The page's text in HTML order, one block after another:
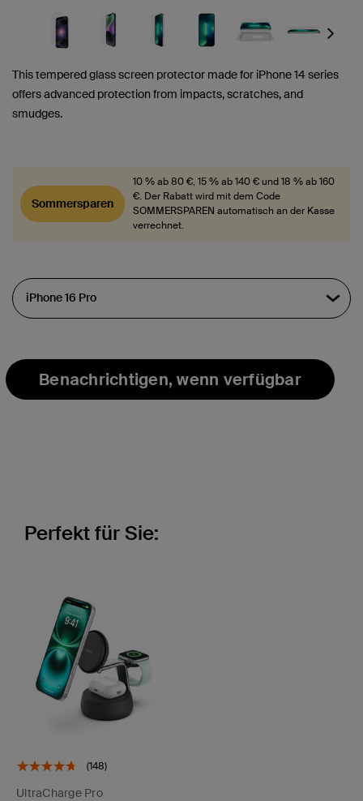
Next
This tempered glass screen protector made for iPhone 14 series
offers advanced protection from impacts, scratches, and
smudges.
Sommersparen
10 % ab 80 €, 15 % ab 140 € und 18 % ab 160
€. Der Rabatt wird mit dem Code
SOMMERSPAREN automatisch an der Kasse
verrechnet.
Benachrichtigen, wenn verfügbar
Perfekt für Sie:
(148)
UltraCharge Pro